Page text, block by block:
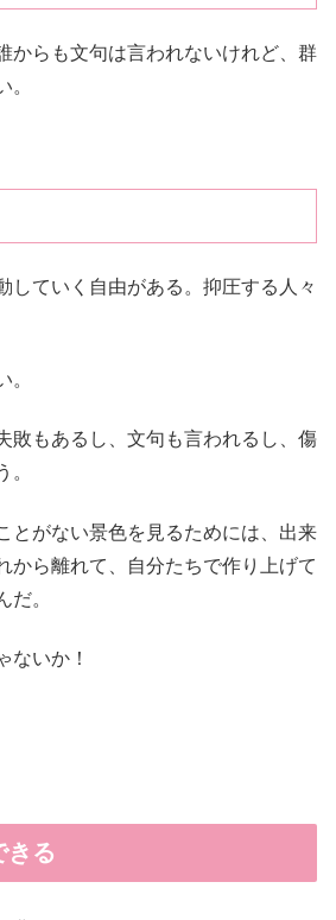
からも文句は言われないけれど、群
。
していく自由がある。抑圧する人々
。
敗もあるし、文句も言われるし、傷
。
とがない景色を見るためには、出来
から離れて、自分たちで作り上げて
だ。
ないか！
きる